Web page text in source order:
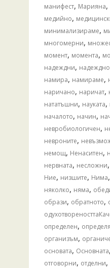
манифест, Марияна,
медийно,
минимализираме,
многомерни,
момент, момента,
надеждни,
намира, намираме,
наричано, наричат,
нататъшни, науката,
началото, начин,
невробиологичен,
невроните,
немощ, Ненаситен,
нервната, несложни,
Ние, низшите, Нима,
няколко, няма,
образи, обратното,
определен, определя
организъм,
основата, Основната,
отговорни, отделни,